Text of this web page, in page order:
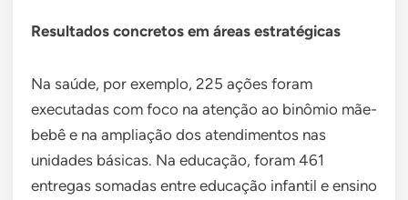
Resultados concretos em áreas estratégicas
Na saúde, por exemplo, 225 ações foram
executadas com foco na atenção ao binômio mãe-
bebê e na ampliação dos atendimentos nas
unidades básicas. Na educação, foram 461
entregas somadas entre educação infantil e ensino